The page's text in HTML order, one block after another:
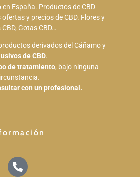
en España. Productos de CBD
y precios de CBD. Flores y
Gotas CBD…
derivados del Cáñamo y
de CBD.
de tratamiento, bajo ninguna
con un profesional.